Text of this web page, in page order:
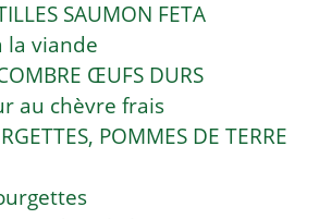
SAUMON FETA
la viande
ŒUFS DURS
au chèvre frais
POMMES DE TERRE